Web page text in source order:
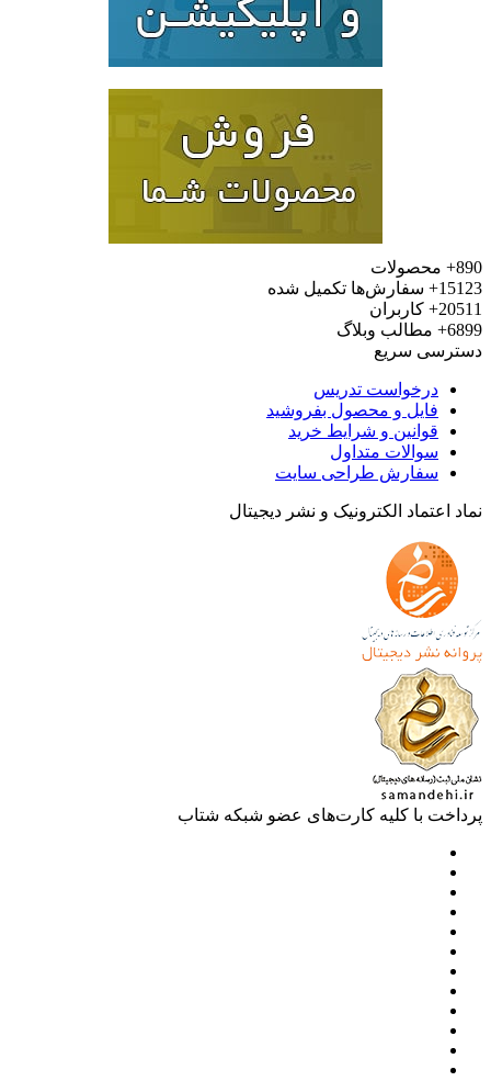
محصولات
سفارش‌ها تکمیل شده
کاربران
مطالب وبلاگ
سریع
درخواست تدریس
فایل و محصول بفروشید
قوانین و شرایط خرید
سوالات متداول
سفارش طراحی سایت
اعتماد الکترونیک و نشر دیجیتال
با کلیه کارت‌های عضو شبکه شتاب